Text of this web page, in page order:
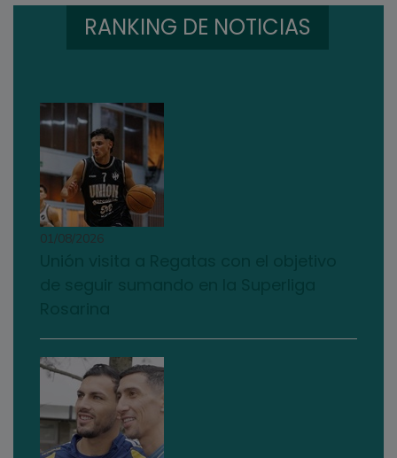
RANKING DE NOTICIAS
01/08/2026